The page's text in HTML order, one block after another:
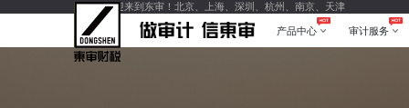
您好，欢迎来到东审！北京、上海、深圳、杭州、南京、天津
产品中心
产品中心
审计服务
审计服务